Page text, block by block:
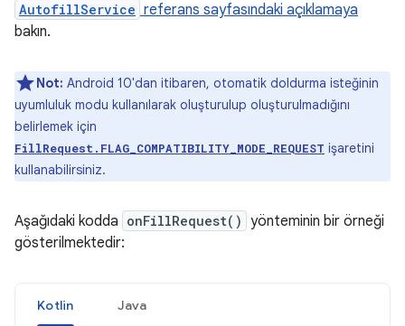
AutofillService referans sayfasındaki açıklamaya
bakın.
Not: Android 10'dan itibaren, otomatik doldurma isteğinin
uyumluluk modu kullanılarak oluşturulup oluşturulmadığını
belirlemek için
FillRequest.FLAG_COMPATIBILITY_MODE_REQUEST işaretini
kullanabilirsiniz.
Aşağıdaki kodda onFillRequest() yönteminin bir örneği
gösterilmektedir:
Kotlin Java